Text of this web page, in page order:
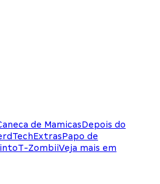
de MamicasDepois do
ExtrasPapo de
T-ZombiiVeja mais em